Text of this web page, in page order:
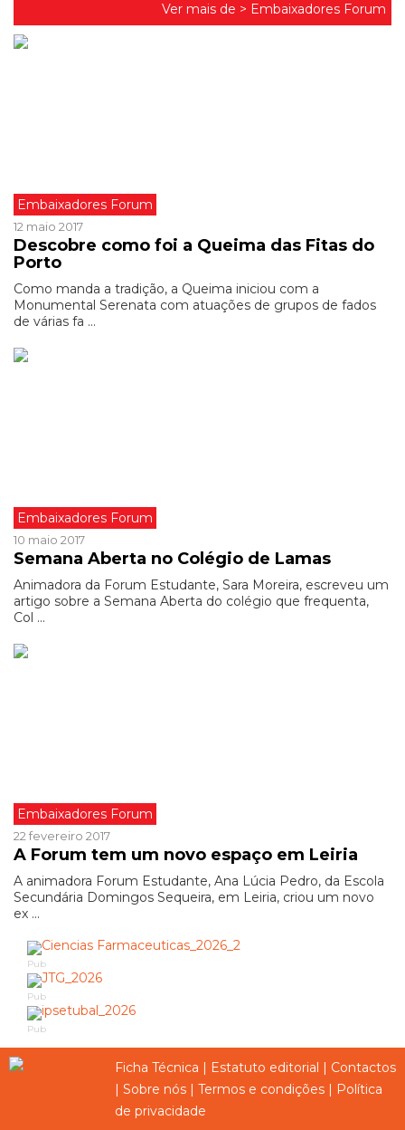
Ver mais de > Embaixadores Forum
Embaixadores Forum
12 maio 2017
Descobre como foi a Queima das Fitas do
Porto
Como manda a tradição, a Queima iniciou com a
Monumental Serenata com atuações de grupos de fados
de várias fa ...
Embaixadores Forum
10 maio 2017
Semana Aberta no Colégio de Lamas
Animadora da Forum Estudante, Sara Moreira, escreveu um
artigo sobre a Semana Aberta do colégio que frequenta,
Col ...
Embaixadores Forum
22 fevereiro 2017
A Forum tem um novo espaço em Leiria
A animadora Forum Estudante, Ana Lúcia Pedro, da Escola
Secundária Domingos Sequeira, em Leiria, criou um novo
ex ...
Pub
Pub
Pub
Ficha Técnica | Estatuto editorial | Contactos
| Sobre nós | Termos e condições | Política
de privacidade